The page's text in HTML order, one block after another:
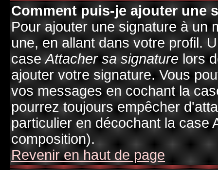
Comment puis-je ajouter une
Pour ajouter une signature à un
une, en allant dans votre profil.
caseAttacher sa signaturelors
ajouter votre signature. Vous
vos messages en cochant la
pourrez toujours empêcher
particulier en décochant la case
composition).
Revenir en haut de page